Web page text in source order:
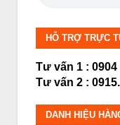
HỖ TRỢ TRỰC
Tư vấn 1 : 0904
Tư vấn 2 :
DANH HIỆU